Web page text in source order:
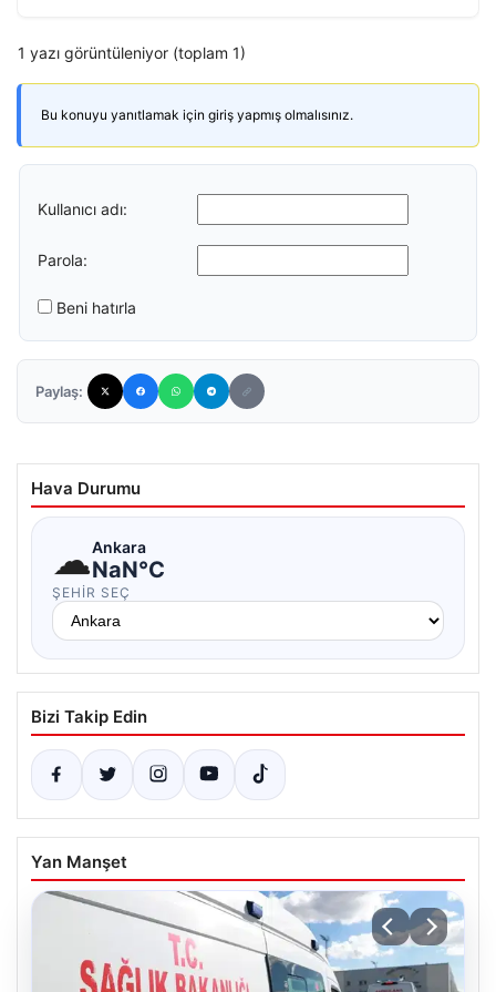
1 yazı görüntüleniyor (toplam 1)
Bu konuyu yanıtlamak için giriş yapmış olmalısınız.
Kullanıcı adı:
Parola:
Beni hatırla
Paylaş:
Hava Durumu
☁Ankara
NaN°C
ŞEHIR SEÇ
Bizi Takip Edin
Yan Manşet